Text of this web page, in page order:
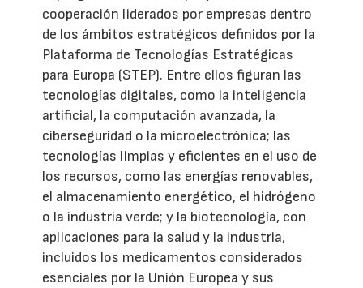
cooperación liderados por empresas dentro
de los ámbitos estratégicos definidos por la
Plataforma de Tecnologías Estratégicas
para Europa (STEP). Entre ellos figuran las
tecnologías digitales, como la inteligencia
artificial, la computación avanzada, la
ciberseguridad o la microelectrónica; las
tecnologías limpias y eficientes en el uso de
los recursos, como las energías renovables,
el almacenamiento energético, el hidrógeno
o la industria verde; y la biotecnología, con
aplicaciones para la salud y la industria,
incluidos los medicamentos considerados
esenciales por la Unión Europea y sus